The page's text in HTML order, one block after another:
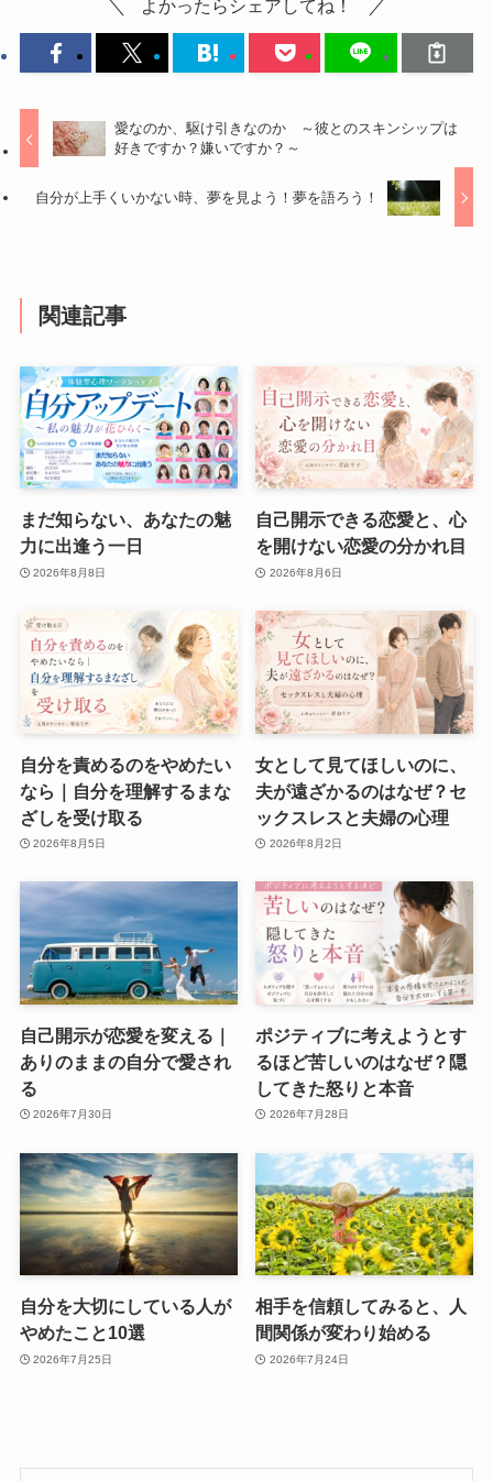
よかったらシェアしてね！
愛なのか、駆け引きなのか ～彼とのスキンシップは
好きですか？嫌いですか？～
自分が上手くいかない時、夢を見よう！夢を語ろう！
関連記事
まだ知らない、あなたの魅
力に出逢う一日
2026年8月8日
自己開示できる恋愛と、心
を開けない恋愛の分かれ目
2026年8月6日
自分を責めるのをやめたい
なら｜自分を理解するまな
ざしを受け取る
2026年8月5日
女として見てほしいのに、
夫が遠ざかるのはなぜ？セ
ックスレスと夫婦の心理
2026年8月2日
自己開示が恋愛を変える｜
ありのままの自分で愛され
る
2026年7月30日
ポジティブに考えようとす
るほど苦しいのはなぜ？隠
してきた怒りと本音
2026年7月28日
自分を大切にしている人が
やめたこと10選
2026年7月25日
相手を信頼してみると、人
間関係が変わり始める
2026年7月24日